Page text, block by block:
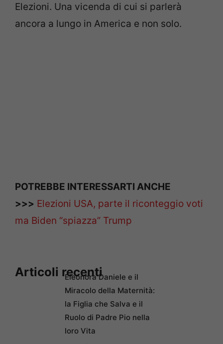
Elezioni. Una vicenda di cui si parlerà
ancora a lungo in America e non solo.
POTREBBE INTERESSARTI ANCHE
>>> Elezioni USA, parte il riconteggio voti
ma Biden “spiazza” Trump
Articoli recentiEleonora Daniele e il
Miracolo della Maternità:
la Figlia che Salva e il
Ruolo di Padre Pio nella
loro Vita